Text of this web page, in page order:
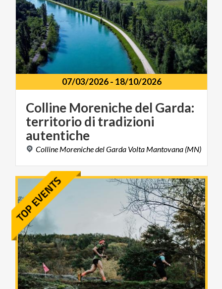
07/03/2026- 18/10/2026
Colline Moreniche del Garda:
territorio di tradizioni
autentiche
Colline MorenichedelGarda Volta Mantovana (MN)